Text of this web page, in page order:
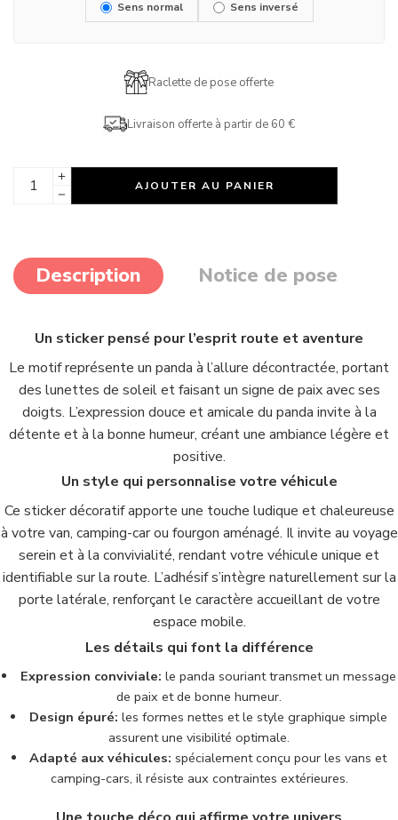
Sens normal Sens inversé
Raclette de pose offerte
Livraison offerte à partir de 60 €
AJOUTER AU PANIER
Description Notice de pose
Un sticker pensé pour l’esprit route et aventure
Le motif représente un panda à l’allure décontractée, portant
des lunettes de soleil et faisant un signe de paix avec ses
doigts. L’expression douce et amicale du panda invite à la
détente et à la bonne humeur, créant une ambiance légère et
positive.
Un style qui personnalise votre véhicule
Ce sticker décoratif apporte une touche ludique et chaleureuse
à votre van, camping-car ou fourgon aménagé. Il invite au voyage
serein et à la convivialité, rendant votre véhicule unique et
identifiable sur la route. L’adhésif s’intègre naturellement sur la
porte latérale, renforçant le caractère accueillant de votre
espace mobile.
Les détails qui font la différence
Expression conviviale: le panda souriant transmet un message
de paix et de bonne humeur.
Design épuré: les formes nettes et le style graphique simple
assurent une visibilité optimale.
Adapté aux véhicules: spécialement conçu pour les vans et
camping-cars, il résiste aux contraintes extérieures.